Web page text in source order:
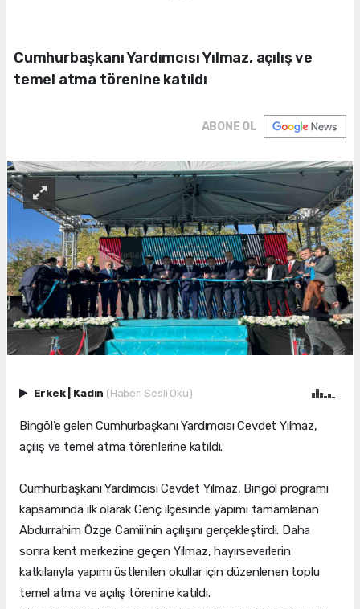
Cumhurbaşkanı Yardımcısı Yılmaz, açılış ve
temel atma törenine katıldı
ABONE OL
Erkek Kadın (Haberi Sesli Oku)
Bingöl’e gelen Cumhurbaşkanı Yardımcısı Cevdet Yılmaz,
açılış ve temel atma törenlerine katıldı.
Cumhurbaşkanı Yardımcısı Cevdet Yılmaz, Bingöl programı
kapsamında ilk olarak Genç ilçesinde yapımı tamamlanan
Abdurrahim Özge Camii’nin açılışını gerçekleştirdi. Daha
sonra kent merkezine geçen Yılmaz, hayırseverlerin
katkılarıyla yapımı üstlenilen okullar için düzenlenen toplu
temel atma ve açılış törenine katıldı.